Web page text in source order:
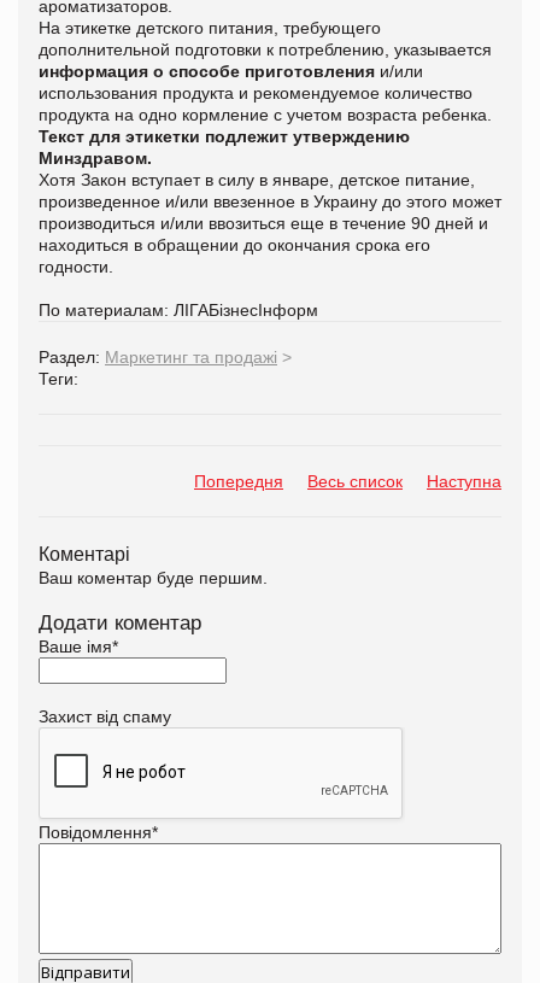
ароматизаторов.
На этикетке детского питания, требующего
дополнительной подготовки к потреблению, указывается
информация о способе приготовления и/или
использования продукта и рекомендуемое количество
продукта на одно кормление с учетом возраста ребенка.
Текст для этикетки подлежит утверждению
Минздравом.
Хотя Закон вступает в силу в январе, детское питание,
произведенное и/или ввезенное в Украину до этого может
производиться и/или ввозиться еще в течение 90 дней и
находиться в обращении до окончания срока его
годности.
По материалам: ЛIГАБiзнесIнформ
Раздел: Маркетинг та продажі >
Теги:
Попередня Весь список Наступна
Коментарі
Ваш коментар буде першим.
Додати коментар
Ваше імя*
Захист від спаму
Повідомлення*